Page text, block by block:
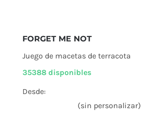
FORGET ME NOT
Juego de macetas de terracota
35388 disponibles
Desde:
(sin personalizar)